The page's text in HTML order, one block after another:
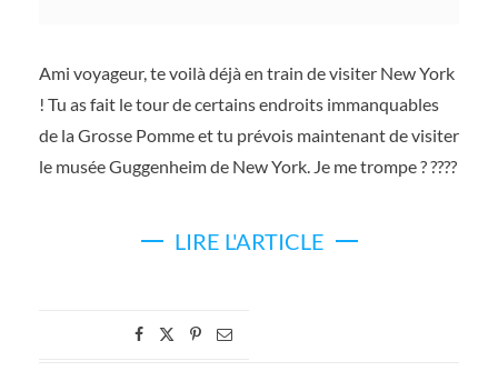
Ami voyageur, te voilà déjà en train de visiter New York
! Tu as fait le tour de certains endroits immanquables
de la Grosse Pomme et tu prévois maintenant de visiter
le musée Guggenheim de New York. Je me trompe ? ????
LIRE L'ARTICLE